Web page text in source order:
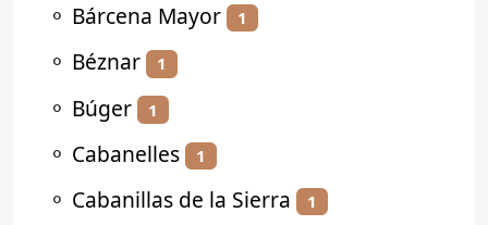
⚬ Bárcena Mayor 1
⚬ Béznar 1
⚬ Búger 1
⚬ Cabanelles 1
⚬ Cabanillas de la Sierra 1